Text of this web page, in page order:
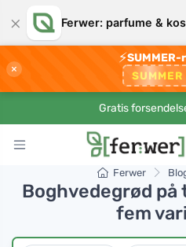
× Ferwer: parfume &
×
⚡
SUMMER
Gratis
Ferwer
Boghvedegrød
fem